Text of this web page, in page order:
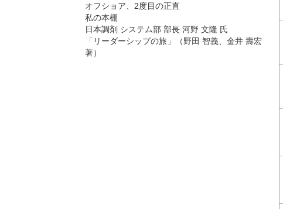
オフショア、2度目の正直
私の本棚
日本調剤 システム部 部長 河野 文隆 氏
「リーダーシップの旅」（野田 智義、金井 壽宏
著）